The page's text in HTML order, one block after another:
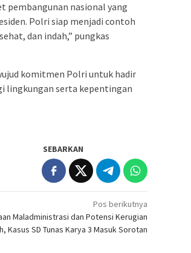
pembangunan nasional yang
Polri siap menjadi contoh
dan indah,” pungkas
komitmen Polri untuk hadir
lingkungan serta kepentingan
SEBARKAN
Pos berikutnya
Maladministrasi dan Potensi Kerugian
Kasus SD Tunas Karya 3 Masuk Sorotan